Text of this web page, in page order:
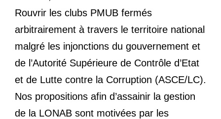
Rouvrir les clubs PMUB fermés
arbitrairement à travers le territoire national
malgré les injonctions du gouvernement et
de l’Autorité Supérieure de Contrôle d’Etat
et de Lutte contre la Corruption (ASCE/LC).
Nos propositions afin d’assainir la gestion
de la LONAB sont motivées par les